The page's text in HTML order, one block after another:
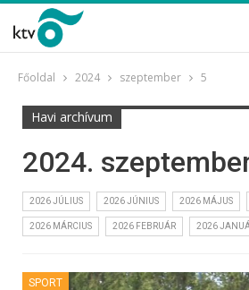
Főoldal 2024 szeptember 5
Havi archívum
2024.
2026 JÚLIUS 2026 JÚNIUS 2026 MÁJUS
2026 MÁRCIUS 2026 FEBRUÁR 2026
SPORT